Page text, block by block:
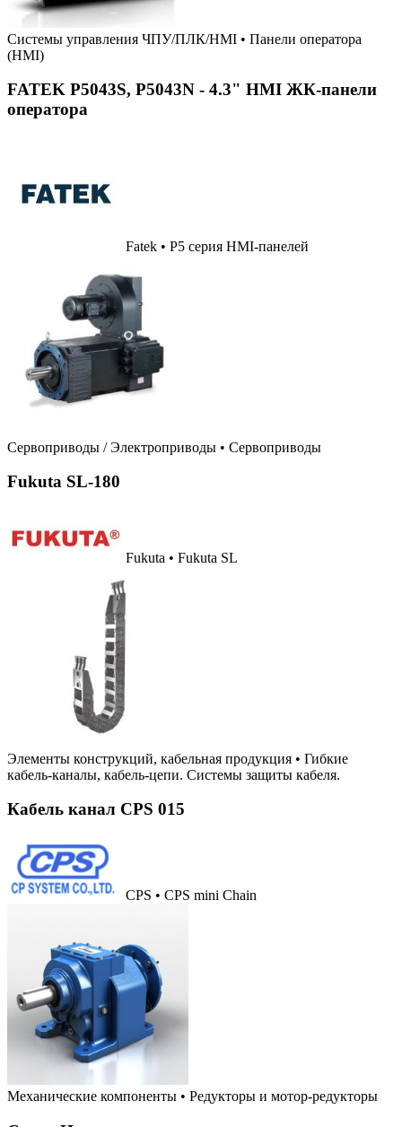
Системы управления ЧПУ/ПЛК/HMI • Панели оператора
(HMI)
FATEK P5043S, P5043N - 4.3" HMI ЖК-панели
оператора
Fatek • P5 серия HMI-панелей
Сервоприводы / Электроприводы • Сервоприводы
Fukuta SL-180
Fukuta • Fukuta SL
Элементы конструкций, кабельная продукция • Гибкие
кабель-каналы, кабель-цепи. Системы защиты кабеля.
Кабель канал CPS 015
CPS • CPS mini Chain
Механические компоненты • Редукторы и мотор-редукторы